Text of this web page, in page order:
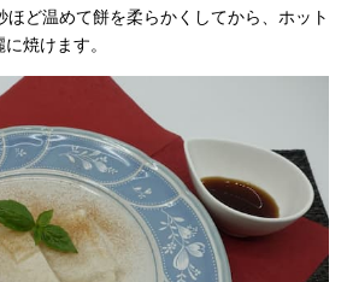
ど温めて餅を柔らかくしてから、ホット
焼けます。